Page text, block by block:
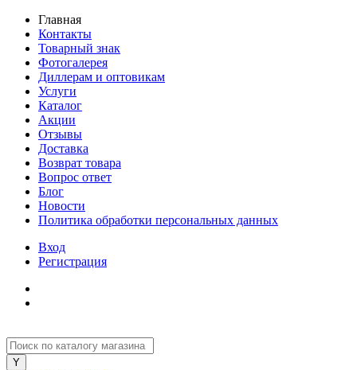
Главная
Контакты
Товарный знак
Фотогалерея
Диллерам и оптовикам
Услуги
Каталог
Акции
Отзывы
Доставка
Возврат товара
Вопрос ответ
Блог
Новости
Политика обработки персональных данных
Вход
Регистрация